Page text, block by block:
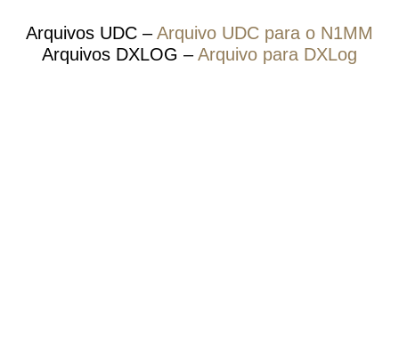
Arquivos UDC –Arquivo UDC para o N1MM
Arquivos DXLOG –Arquivo para DXLog